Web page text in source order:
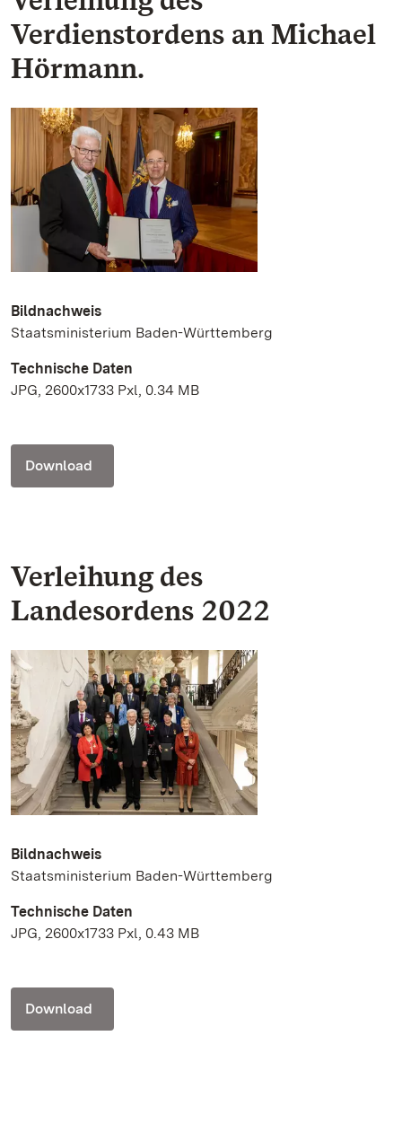
Verdienstordens an Michael
Hörmann.
Bildnachweis
Staatsministerium Baden-Württemberg
Technische Daten
JPG, 2600x1733 Pxl, 0.34 MB
Download
Verleihung des
Landesordens 2022
Bildnachweis
Staatsministerium Baden-Württemberg
Technische Daten
JPG, 2600x1733 Pxl, 0.43 MB
Download